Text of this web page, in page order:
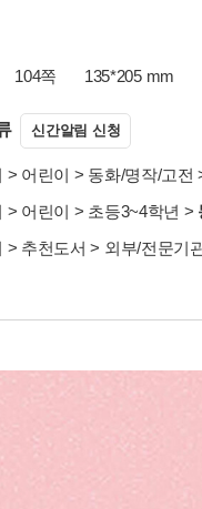
104쪽 135*205 mm
신간알림 신청
> 어린이 > 동화/명작/고전
> 어린이 > 초등3~4학년 >
> 추천도서 > 외부/전문기